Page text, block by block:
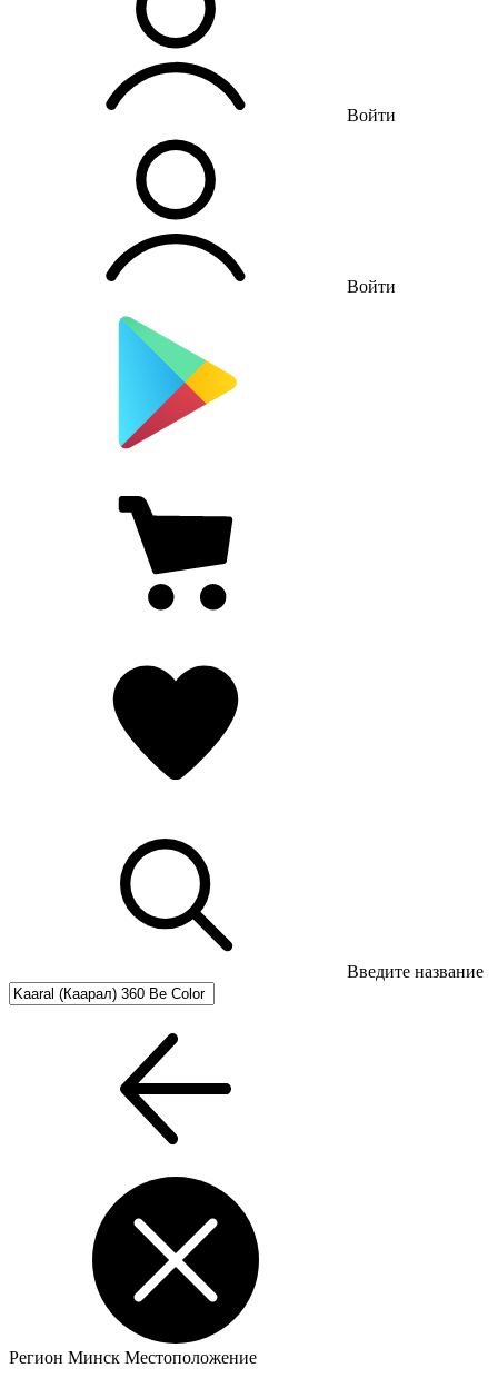
Войти
Войти
Введите название
Регион Минск Местоположение